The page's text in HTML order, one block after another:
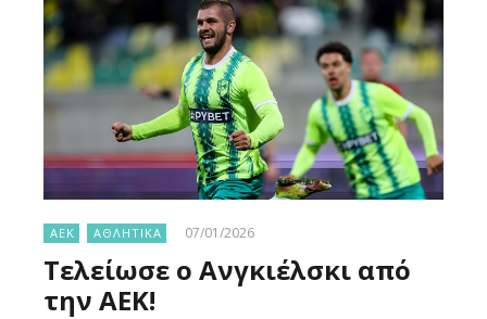
ΑΕΚ ΑΘΛΗΤΙΚΑ 07/01/2026
Τελείωσε ο Ανγκιέλσκι από
την ΑΕΚ!